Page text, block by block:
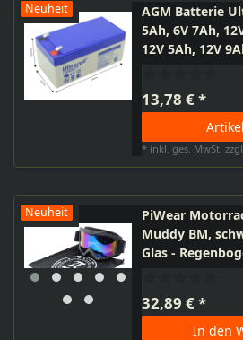
Neuheit
AGM Batterie
5Ah, 6V 7Ah,
12V 5Ah, 12V
13,78 € *
* inkl. ges. MwSt.
Neuheit
PiWear
Muddy BM,
Glas -
32,89 € *
In den